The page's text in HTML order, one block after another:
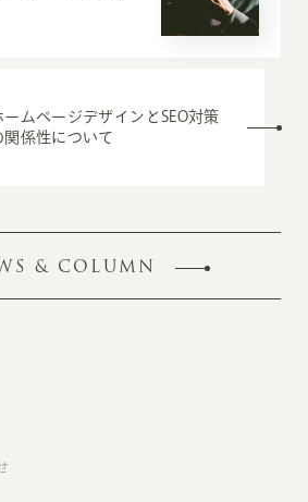
ームページデザインとSEO対策
関係性について
& COLUMN